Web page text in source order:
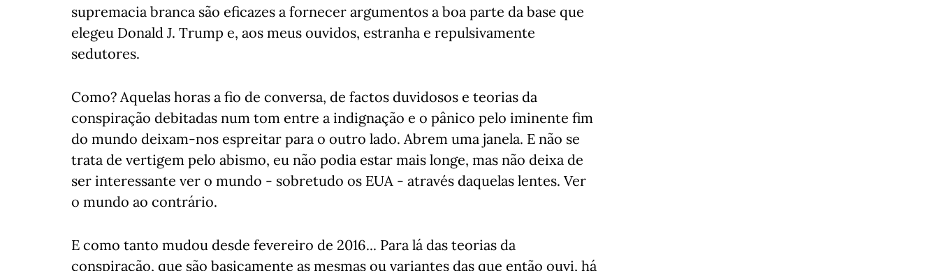
supremacia branca são eficazes a fornecer argumentos a boa parte da base que
elegeu Donald J. Trump e, aos meus ouvidos, estranha e repulsivamente
sedutores.
Como? Aquelas horas a fio de conversa, de factos duvidosos e teorias da
conspiração debitadas num tom entre a indignação e o pânico pelo iminente fim
do mundo deixam-nos espreitar para o outro lado. Abrem uma janela. E não se
trata de vertigem pelo abismo, eu não podia estar mais longe, mas não deixa de
ser interessante ver o mundo - sobretudo os EUA - através daquelas lentes. Ver
o mundo ao contrário.
E como tanto mudou desde fevereiro de 2016... Para lá das teorias da
conspiração, que são basicamente as mesmas ou variantes das que então ouvi, há